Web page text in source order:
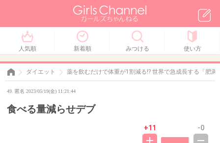
人気順 新着順 みつける 使い方
ダイエット 薬を飲むだけで体重が1割減る!? 世界で急成長する「肥
49. 匿名 2023/05/19(金) 11:21:44
食べる量減らせデブ
+11 -0